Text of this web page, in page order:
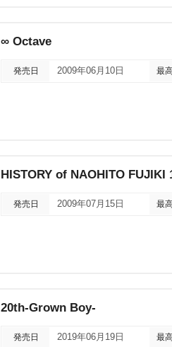
∞ Octave
発売日 2009年06月10日 最
HISTORY of NAOHITO FUJIKI
発売日 2009年07月15日 最
20th-Grown Boy-
発売日 2019年06月19日 最